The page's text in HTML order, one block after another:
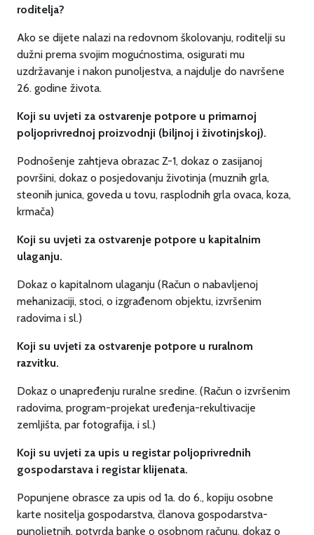
roditelja?
Ako se dijete nalazi na redovnom školovanju, roditelji su
dužni prema svojim mogućnostima, osigurati mu
uzdržavanje i nakon punoljestva, a najdulje do navršene
26. godine života.
Koji su uvjeti za ostvarenje potpore u primarnoj
poljoprivrednoj proizvodnji (biljnoj i životinjskoj).
Podnošenje zahtjeva obrazac Z-1, dokaz o zasijanoj
površini, dokaz o posjedovanju životinja (muznih grla,
steonih junica, goveda u tovu, rasplodnih grla ovaca, koza,
krmača)
Koji su uvjeti za ostvarenje potpore u kapitalnim
ulaganju.
Dokaz o kapitalnom ulaganju (Račun o nabavljenoj
mehanizaciji, stoci, o izgrađenom objektu, izvršenim
radovima i sl.)
Koji su uvjeti za ostvarenje potpore u ruralnom
razvitku.
Dokaz o unapređenju ruralne sredine. (Račun o izvršenim
radovima, program-projekat uređenja-rekultivacije
zemljišta, par fotografija, i sl.)
Koji su uvjeti za upis u registar poljoprivrednih
gospodarstava i registar klijenata.
Popunjene obrasce za upis od 1a. do 6., kopiju osobne
karte nositelja gospodarstva, članova gospodarstva-
punoljetnih, potvrda banke o osobnom računu, dokaz o